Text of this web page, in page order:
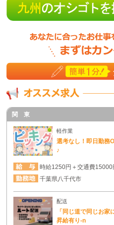
関 東
軽作業
選考なし！即日勤務
♪
時給1250円＋交通費15000
千葉県八千代市
配送
「同じ道で同じお家
昇給有り-n